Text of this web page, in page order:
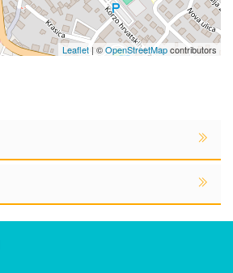
Leaflet | ©OpenStreetMapcontributors